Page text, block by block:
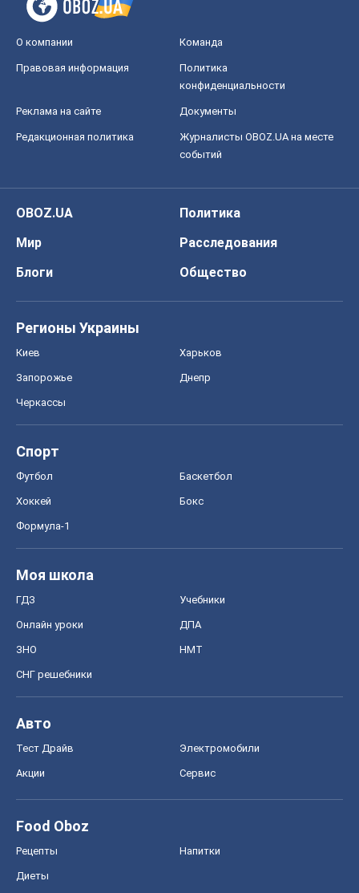
О компании Команда
Правовая информация
Политика
конфиденциальности
Реклама на сайте Документы
Редакционная политика
Журналисты OBOZ.UA на месте
событий
OBOZ.UA
Политика
Мир
Расследования
Блоги
Общество
Регионы Украины
Киев Харьков
Запорожье Днепр
Черкассы
Спорт
Футбол Баскетбол
Хоккей Бокс
Формула-1
Моя школа
ГДЗ Учебники
Онлайн уроки ДПА
ЗНО НМТ
СНГ решебники
Авто
Тест Драйв Электромобили
Акции Сервис
Food Oboz
Рецепты Напитки
Диеты